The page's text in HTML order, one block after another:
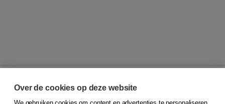
Over de cookies op deze website